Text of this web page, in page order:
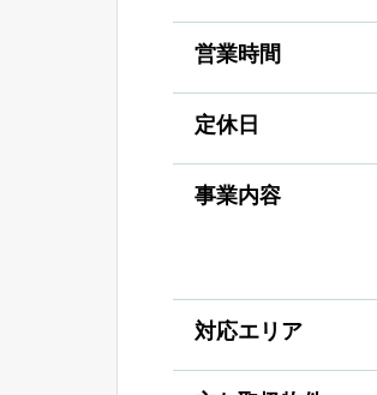
営業時間
定休日
事業内容
対応エリア